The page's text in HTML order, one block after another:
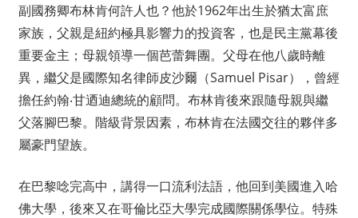
副國務卿布林肯何許人也？他於1962年出生於猶太富庶
家族，父親是紐約極具影響力的投資客，也是民主黨幕後
重要金主；母親領導一個芭蕾舞團。父母在他八歲時離
異，繼父是國際知名律師皮沙爾（Samuel Pisar），曾經
擔任約翰‧甘迺迪總統的顧問。布林肯後來跟隨母親與繼
父落腳巴黎。階級背景因素，布林肯在法國交往的夥伴多
屬豪門望族。
在巴黎唸完高中，講得一口流利法語，他回到美國進入哈
佛大學，後來又在哥倫比亞大學完成國際關係學位。特殊